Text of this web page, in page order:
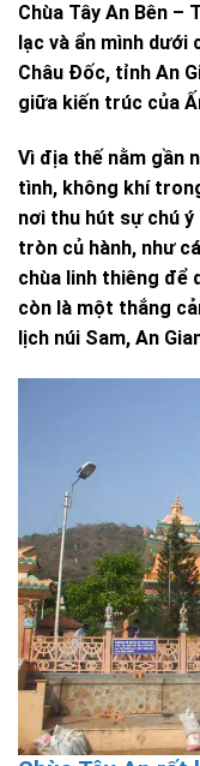
Chùa Tây An Bên –
lạc và ẩn mình dưới
Châu Đốc, tỉnh An
giữa kiến trúc của
Vì địa thế nằm gần
tình, không khí
nơi thu hút sự chú
tròn củ hành, như
chùa linh thiêng để
còn là một thắng
lịch núi Sam, An